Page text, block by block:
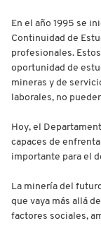
En el año 1995 se
Continuidad de
profesionales.
oportunidad de
mineras y de
laborales, no
Hoy, el
capaces de
importante para el
La minería del
que vaya más allá
factores sociales,